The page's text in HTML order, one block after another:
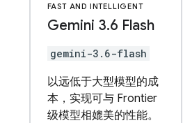
FAST AND INTELLIGENT
Gemini 3.6 Flash
gemini-3.6-flash
以远低于大型模型的成
本，实现可与 Frontier
级模型相媲美的性能。